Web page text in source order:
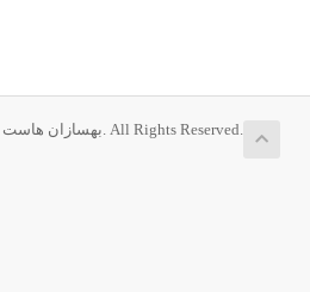
Copyright © 2026 بهسازان هاست. All Rights Reserved.